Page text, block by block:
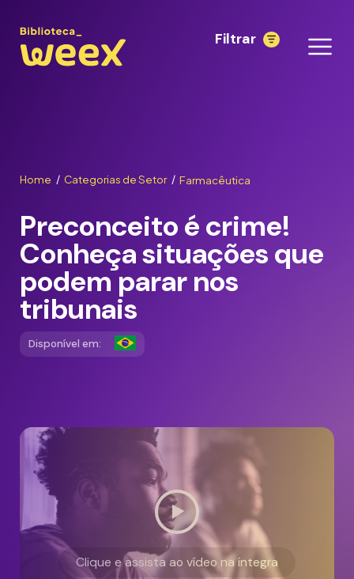
Filtrar
Home / Categorias de Setor / Farmacêutica
Preconceito é crime!
Conheça situações que
podem parar nos
tribunais
Disponível em:
Clique e assista ao vídeo na íntegra